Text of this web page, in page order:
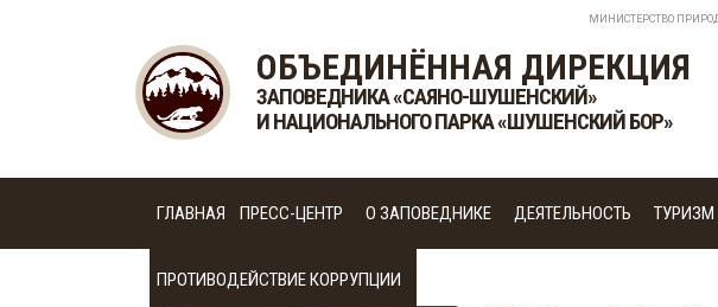
МИНИСТЕРСТВО
ОБЪЕДИНЁННАЯ ДИРЕКЦИЯ
ЗАПОВЕДНИКА «САЯНО-ШУШЕНСКИЙ»
И НАЦИОНАЛЬНОГО ПАРКА «ШУШЕНСКИЙ БОР»
ГЛАВНАЯ ПРЕСС-ЦЕНТР О ЗАПОВЕДНИКЕ ДЕЯТЕЛЬНОСТЬ ТУРИЗМ
ПРОТИВОДЕЙСТВИЕ КОРРУПЦИИ